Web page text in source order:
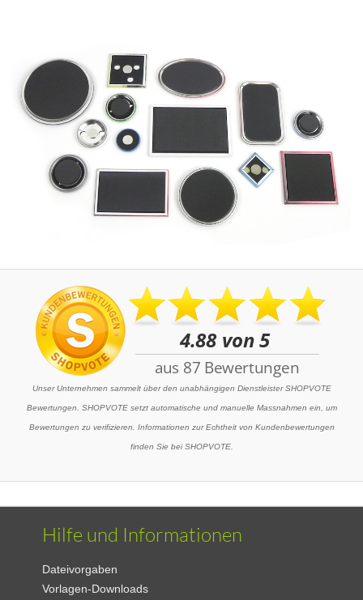
Unser Unternehmen sammelt über den unabhängigen Dienstleister SHOPVOTE
Bewertungen. SHOPVOTE setzt automatische und manuelle Massnahmen ein, um
Bewertungen zu verifizieren. Informationen zur Echtheit von Kundenbewertungen
finden Sie bei SHOPVOTE.
Hilfe und Informationen
Dateivorgaben
Vorlagen-Downloads